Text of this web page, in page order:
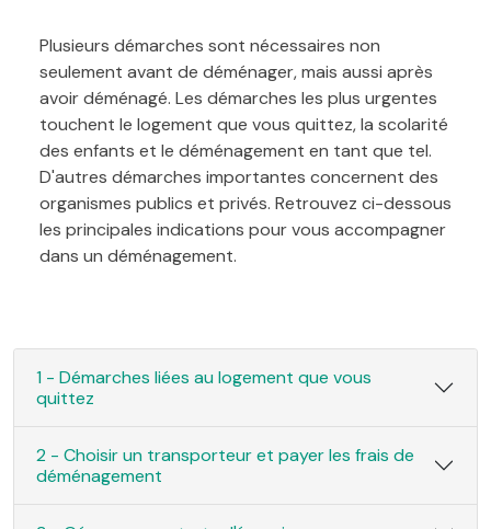
Plusieurs démarches sont nécessaires non
seulement avant de déménager, mais aussi après
avoir déménagé. Les démarches les plus urgentes
touchent le logement que vous quittez, la scolarité
des enfants et le déménagement en tant que tel.
D'autres démarches importantes concernent des
organismes publics et privés. Retrouvez ci-dessous
les principales indications pour vous accompagner
dans un déménagement.
1 - Démarches liées au logement que vous
quittez
2 - Choisir un transporteur et payer les frais de
déménagement